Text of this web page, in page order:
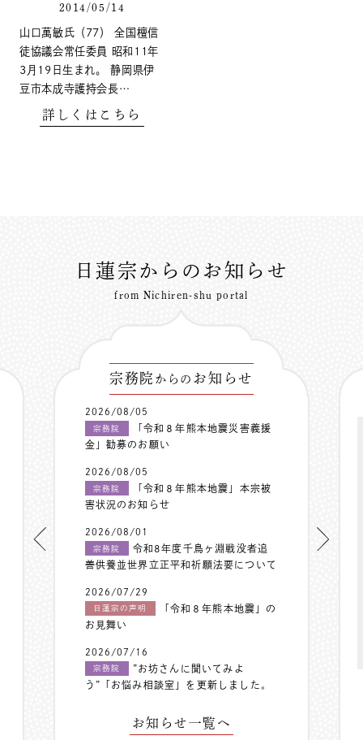
2014/05/14
山口萬敏氏（77） 全国檀信
徒協議会常任委員 昭和11年
3月19日生まれ。 静岡県伊
豆市本成寺護持会長…
詳しくはこちら
日蓮宗からのお知らせ
from Nichiren-shu portal
宗務院 からの お知らせ
2026/08/05
宗務院
「令和８年熊本地震災害義援
金」勧募のお願い
2026/08/05
宗務院
「令和８年熊本地震」本宗被
害状況のお知らせ
2026/08/01
宗務院
令和8年度千鳥ヶ淵戦没者追
善供養並世界立正平和祈願法要について
2026/07/29
日蓮宗の声明
「令和８年熊本地震」の
お見舞い
2026/07/16
宗務院
”お坊さんに聞いてみよ
う”「お悩み相談室」を更新しました。
お知らせ一覧へ